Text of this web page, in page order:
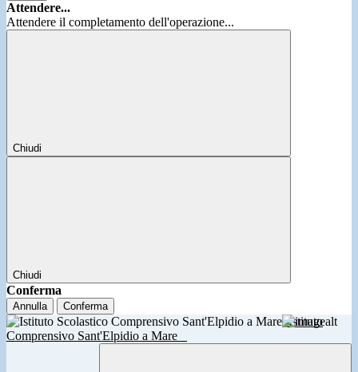
Attendere...
Attendere il completamento dell'operazione...
Chiudi
Chiudi
Conferma
Annulla Conferma
Istituto
Comprensivo Sant'Elpidio a Mare